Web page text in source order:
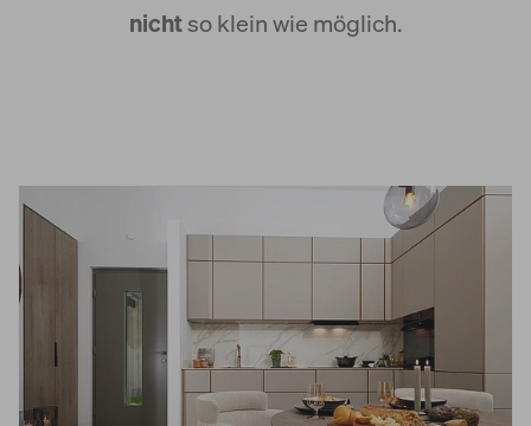
nichtso klein wie möglich.